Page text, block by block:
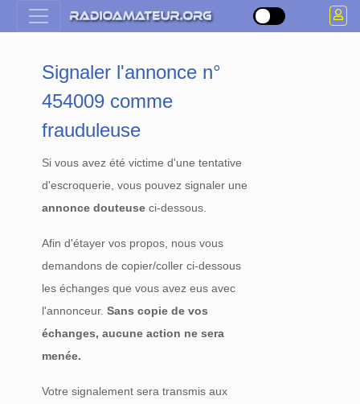
Signaler l'annonce n°
454009 comme
frauduleuse
Si vous avez été victime d'une tentative
d'escroquerie, vous pouvez signaler une
annonce douteuse ci-dessous.
Afin d'étayer vos propos, nous vous
demandons de copier/coller ci-dessous
les échanges que vous avez eus avec
l'annonceur.Sans copie de vos
échanges, aucune action ne sera
menée.
Votre signalement sera transmis aux